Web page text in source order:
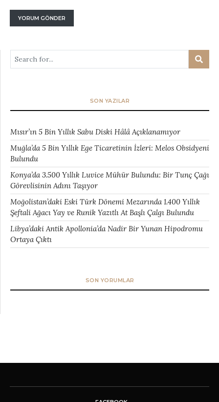
SON YAZILAR
Mısır’ın 5 Bin Yıllık Sabu Diski Hâlâ Açıklanamıyor
Muğla’da 5 Bin Yıllık Ege Ticaretinin İzleri: Melos Obsidyeni
Bulundu
Konya’da 3.500 Yıllık Luvice Mühür Bulundu: Bir Tunç Çağı
Görevlisinin Adını Taşıyor
Moğolistan’daki Eski Türk Dönemi Mezarında 1.400 Yıllık
Şeftali Ağacı Yay ve Runik Yazıtlı At Başlı Çalgı Bulundu
Libya’daki Antik Apollonia’da Nadir Bir Yunan Hipodromu
Ortaya Çıktı
SON YORUMLAR